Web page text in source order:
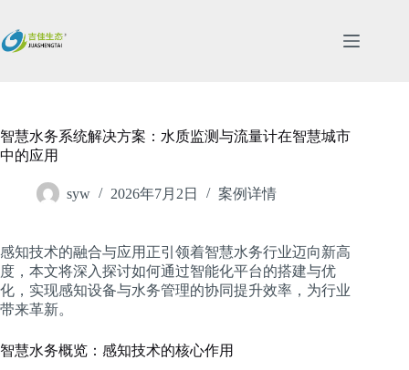
内
智慧水务系统解决方案：水质监测与流量计在智慧城市
中的应用
syw 2026年7月2日 案例详情
感知技术的融合与应用正引领着智慧水务行业迈向新高
度，本文将深入探讨如何通过智能化平台的搭建与优
化，实现感知设备与水务管理的协同提升效率，为行业
带来革新。
智慧水务概览：感知技术的核心作用